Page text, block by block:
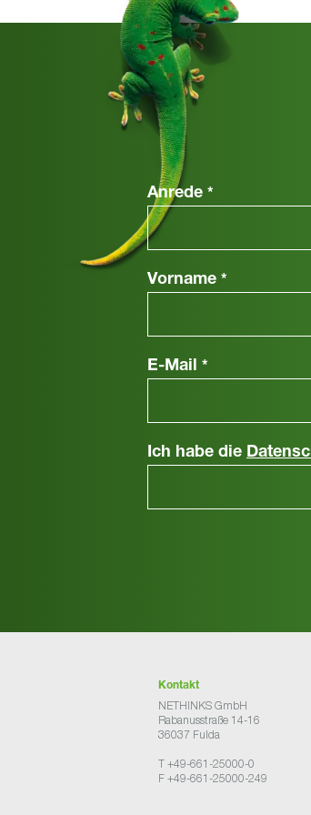
Anrede *
Vorname *
E-Mail *
Ich habe die
Kontakt
NETHINKS GmbH
Rabanusstraße 14-16
36037 Fulda
T +49-661-25000-0
F +49-661-25000-249